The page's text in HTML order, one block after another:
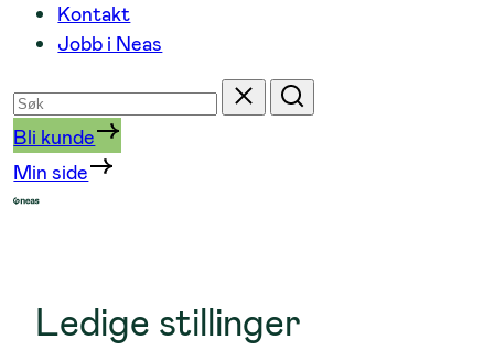
Kontakt
Jobb i Neas
Søk
etter
Tilbakestill
Søk
Bli kunde
Min side
Ledige stillinger